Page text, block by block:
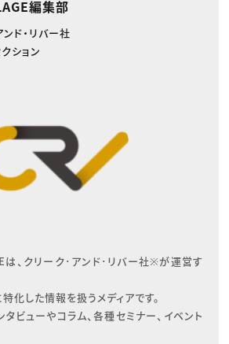
編集部
ド・リバー社
ション
、クリーク･アンド･リバー社※が運営す
化した情報を扱うメディアです。
ビューやコラム、各種セミナー、イベント